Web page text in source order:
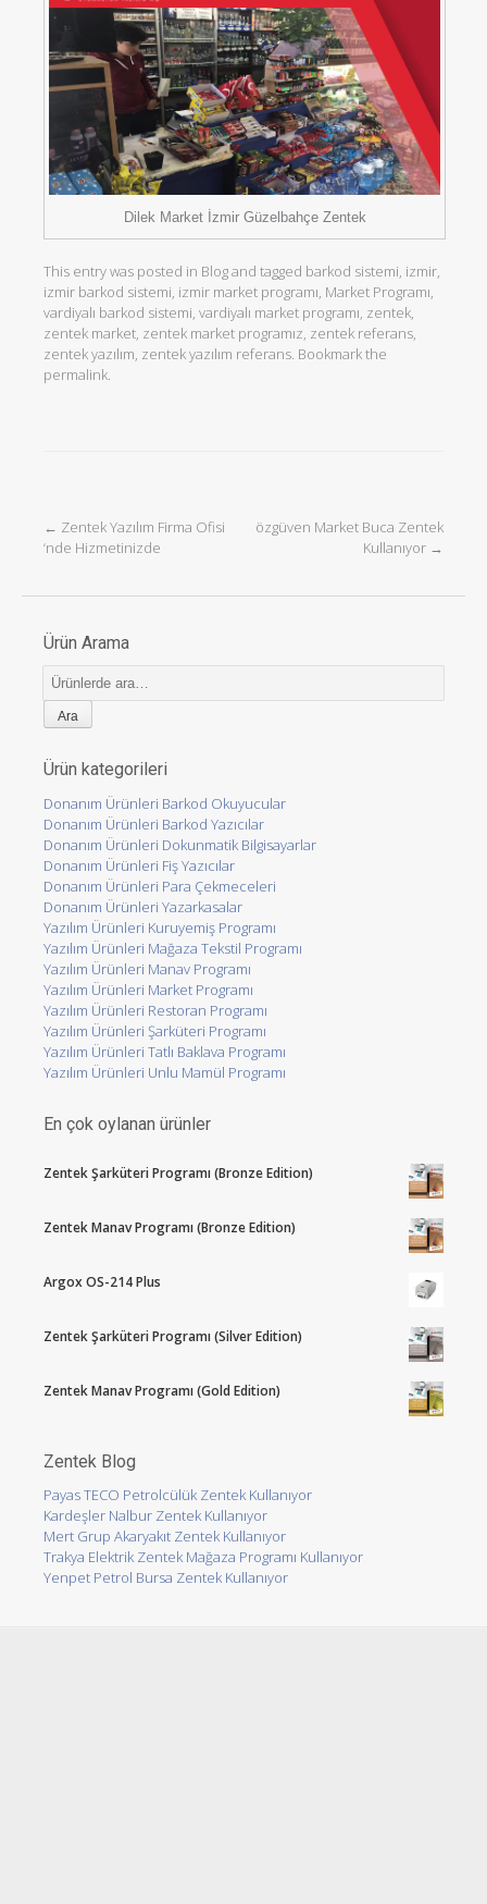
Dilek Market İzmir Güzelbahçe Zentek
This entry was posted in Blogand tagged barkod sistemi, izmir,
izmir barkod sistemi, izmir market programı, Market Programı,
vardiyalı barkod sistemi, vardiyalı market programı, zentek,
zentek market, zentek market programız, zentek referans,
zentek yazılım, zentek yazılım referans. Bookmark the
permalink.
Post navigation
← Zentek Yazılım Firma Ofisi
‘nde Hizmetinizde
özgüven Market Buca Zentek
Kullanıyor →
Ürün Arama
Ara:
Ürün kategorileri
Donanım Ürünleri Barkod Okuyucular
Donanım Ürünleri Barkod Yazıcılar
Donanım Ürünleri Dokunmatik Bilgisayarlar
Donanım Ürünleri Fiş Yazıcılar
Donanım Ürünleri Para Çekmeceleri
Donanım Ürünleri Yazarkasalar
Yazılım Ürünleri Kuruyemiş Programı
Yazılım Ürünleri Mağaza Tekstil Programı
Yazılım Ürünleri Manav Programı
Yazılım Ürünleri Market Programı
Yazılım Ürünleri Restoran Programı
Yazılım Ürünleri Şarküteri Programı
Yazılım Ürünleri Tatlı Baklava Programı
Yazılım Ürünleri Unlu Mamül Programı
En çok oylanan ürünler
Zentek Şarküteri Programı (Bronze Edition)
Zentek Manav Programı (Bronze Edition)
Argox OS-214 Plus
Zentek Şarküteri Programı (Silver Edition)
Zentek Manav Programı (Gold Edition)
Zentek Blog
Payas TECO Petrolcülük Zentek Kullanıyor
Kardeşler Nalbur Zentek Kullanıyor
Mert Grup Akaryakıt Zentek Kullanıyor
Trakya Elektrik Zentek Mağaza Programı Kullanıyor
Yenpet Petrol Bursa Zentek Kullanıyor